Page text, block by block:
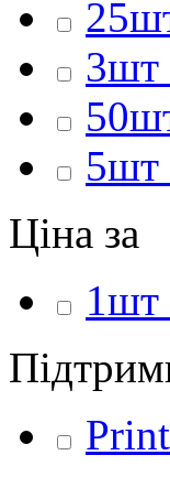
3шт
5шт
Ціна за
1шт